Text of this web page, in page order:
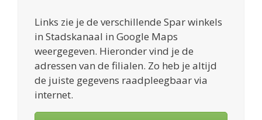
Links zie je de verschillende Spar winkels
in Stadskanaal in Google Maps
weergegeven. Hieronder vind je de
adressen van de filialen. Zo heb je altijd
de juiste gegevens raadpleegbaar via
internet.